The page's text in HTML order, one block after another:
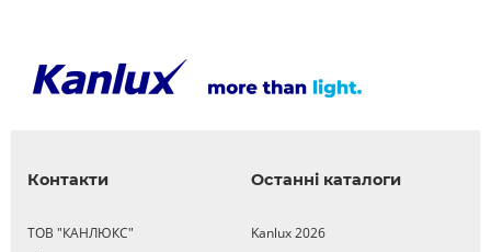
Контакти
ТОВ "КАНЛЮКС"
Останні каталоги
Kanlux 2026